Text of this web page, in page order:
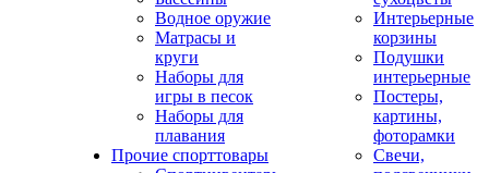
Водное оружие
Матрасы и
круги
Наборы для
игры в песок
Наборы для
плавания
Прочие спорттовары
Интерьерные
корзины
Подушки
интерьерные
Постеры,
картины,
фоторамки
Свечи,